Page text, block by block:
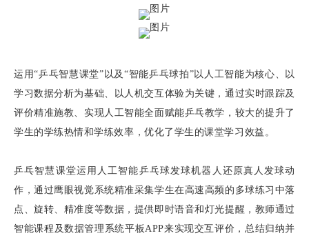
运用“乒乓智慧课堂”以及“智能乒乓球拍”以人工智能为核心、以
学习数据分析为基础、以人机交互体验为关键，通过实时跟踪及
评价精准施教、实现人工智能全面赋能乒乓教学，较大的提升了
学生的学练热情和学练效率，优化了学生的课堂学习效益。
乒乓智慧课堂运用人工智能乒乓球发球机器人还原真人发球动
作，通过鹰眼视觉系统精准采集学生在高速高频的多球练习中落
点、旋转、精准度等数据，提供即时语音和灯光提醒，教师通过
智能课程及数据管理系统平板APP来实现交互评价，总结归纳并